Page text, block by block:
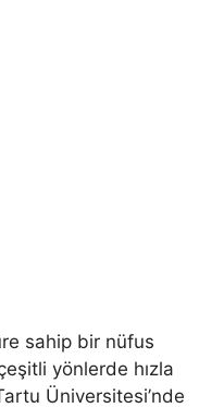
sahip bir nüfus
yönlerde hızla
Üniversitesi’nde